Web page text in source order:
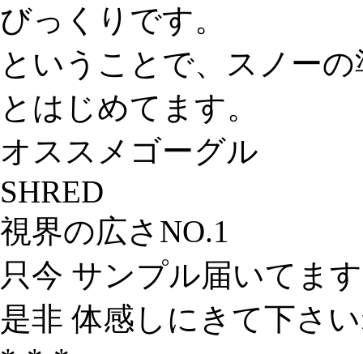
びっくりです。
ということで、スノー
とはじめてます。
オススメゴーグル
SHRED
視界の広さNO.1
只今 サンプル届いてま
是非 体感しにきて下さ